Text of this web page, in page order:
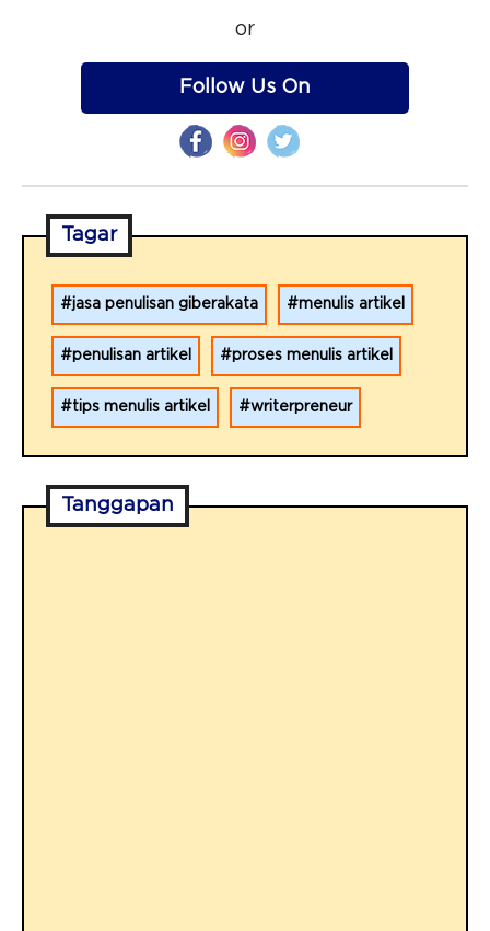
or
Follow Us On
Tagar
jasa penulisan giberakata menulis artikel
penulisan artikel proses menulis artikel
tips menulis artikel writerpreneur
Tanggapan